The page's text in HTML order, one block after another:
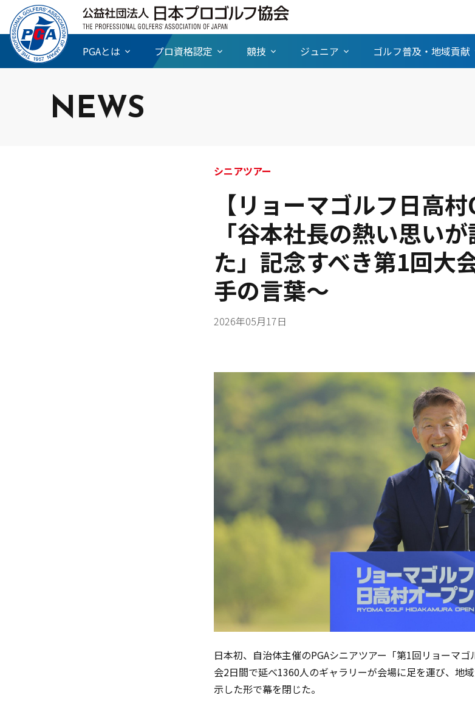
PGAとは プロ資格認定 競技 ジュニア ゴルフ普及・地域貢献
NEWS
シニアツアー
【リョーマゴルフ日高村
「谷本社長の熱い思い
た」記念すべき第1回
手の言葉～
2026年05月17日
日本初、自治体主催のPGAシニアツアー「第1回リョーマ
会2日間で延べ1360人のギャラリーが会場に足を運び、地
示した形で幕を閉じた。